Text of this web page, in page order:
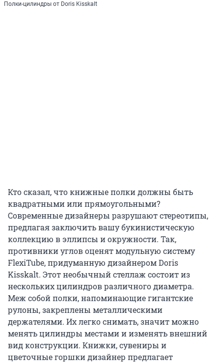
Полки-цилиндры от Doris Kisskalt
Кто сказал, что книжные полки должны быть
квадратными или прямоугольными?
Современные дизайнеры разрушают стереотипы,
предлагая заключить вашу букинистическую
коллекцию в эллипсы и окружности. Так,
противники углов оценят модульную систему
FlexiTube, придуманную дизайнером Doris
Kisskalt. Этот необычный стеллаж состоит из
нескольких цилиндров различного диаметра.
Меж собой полки, напоминающие гигантские
рулоны, закреплены металлическими
держателями. Их легко снимать, значит можно
менять цилиндры местами и изменять внешний
вид конструкции. Книжки, сувениры и
цветочные горшки дизайнер предлагает